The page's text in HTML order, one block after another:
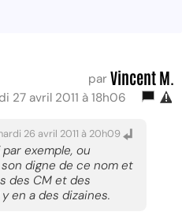
par Vincent M.
27 avril 2011 à 18h06
26 avril 2011 à 20h09
exemple, ou
digne de ce nom et
des CM et des
en a des dizaines.